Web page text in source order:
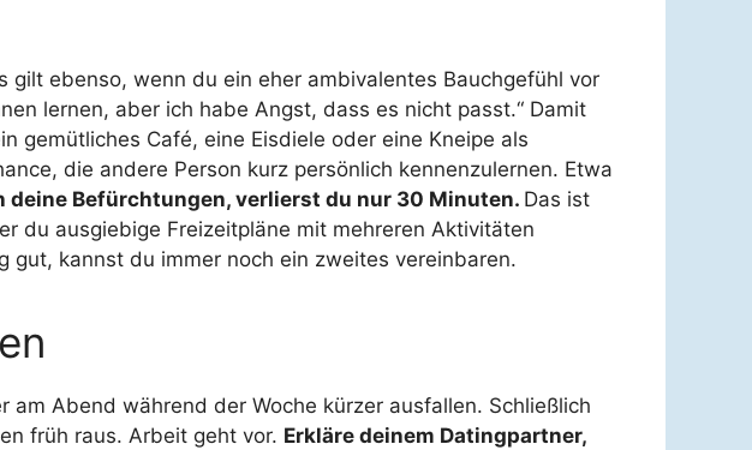
ebenso, wenn du ein eher ambivalentes Bauchgefühl vor
lernen, aber ich habe Angst, dass es nicht passt.“ Damit
gemütliches Café, eine Eisdiele oder eine Kneipe als
die andere Person kurz persönlich kennenzulernen. Etwa
deine Befürchtungen, verlierst du nur 30 Minuten. Das ist
du ausgiebige Freizeitpläne mit mehreren Aktivitäten
kannst du immer noch ein zweites vereinbaren.
Abend während der Woche kürzer ausfallen. Schließlich
früh raus. Arbeit geht vor. Erkläre deinem Datingpartner,